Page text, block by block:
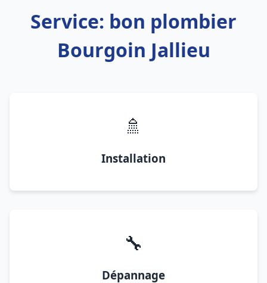
Service: bon plombier
Bourgoin Jallieu
🚿
Installation
🔧
Dépannage